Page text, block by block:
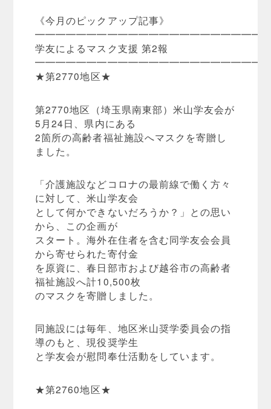
《今月のピックアップ記事》
学友によるマスク支援 第2報
★第2770地区★
第2770地区（埼玉県南東部）米山学友会が
5月24日、県内にある
2箇所の高齢者福祉施設へマスクを寄贈し
ました。
「介護施設などコロナの最前線で働く方々
に対して、米山学友会
として何かできないだろうか？」との思い
から、この企画が
スタート。海外在住者を含む同学友会会員
から寄せられた寄付金
を原資に、春日部市および越谷市の高齢者
福祉施設へ計10,500枚
のマスクを寄贈しました。
同施設には毎年、地区米山奨学委員会の指
導のもと、現役奨学生
と学友会が慰問奉仕活動をしています。
★第2760地区★